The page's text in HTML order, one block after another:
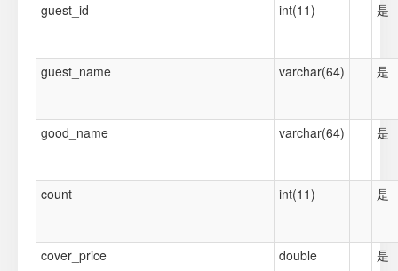
guest_id int(11) 是
guest_name varchar(64) 是
good_name varchar(64) 是
count int(11) 是
cover_price double 是